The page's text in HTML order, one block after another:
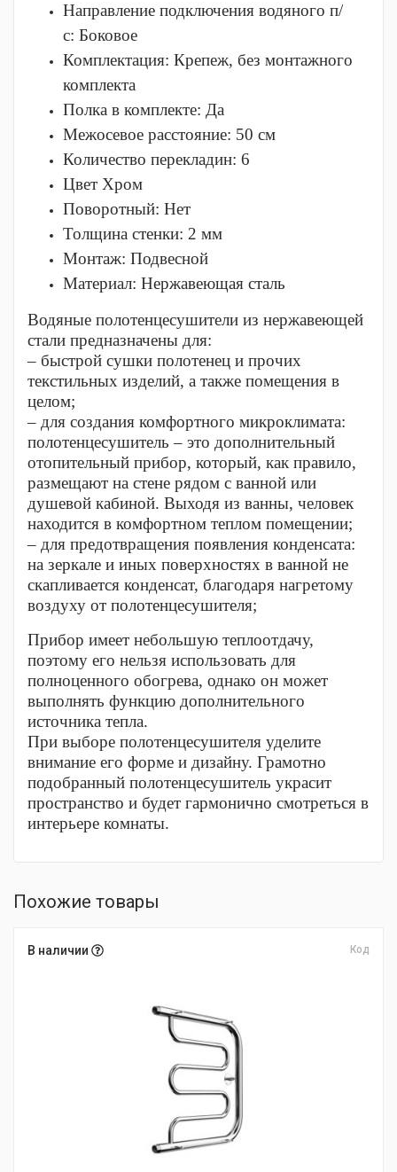
Направление подключения водяного п/
с: Боковое
Комплектация: Крепеж, без монтажного
комплекта
Полка в комплекте: Да
Межосевое расстояние: 50 см
Количество перекладин: 6
Цвет Хром
Поворотный: Нет
Толщина стенки: 2 мм
Монтаж: Подвесной
Материал: Нержавеющая сталь
Водяные полотенцесушители из нержавеющей
стали предназначены для:
– быстрой сушки полотенец и прочих
текстильных изделий, а также помещения в
целом;
– для создания комфортного микроклимата:
полотенцесушитель – это дополнительный
отопительный прибор, который, как правило,
размещают на стене рядом с ванной или
душевой кабиной. Выходя из ванны, человек
находится в комфортном теплом помещении;
– для предотвращения появления конденсата:
на зеркале и иных поверхностях в ванной не
скапливается конденсат, благодаря нагретому
воздуху от полотенцесушителя;
Прибор имеет небольшую теплоотдачу,
поэтому его нельзя использовать для
полноценного обогрева, однако он может
выполнять функцию дополнительного
источника тепла.
При выборе полотенцесушителя уделите
внимание его форме и дизайну. Грамотно
подобранный полотенцесушитель украсит
пространство и будет гармонично смотреться в
интерьере комнаты.
Похожие товары
В наличии Код